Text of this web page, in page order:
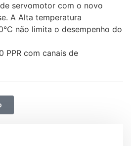
servomotor com o novo
A Alta temperatura
não limita o desempenho do
PPR com canais de